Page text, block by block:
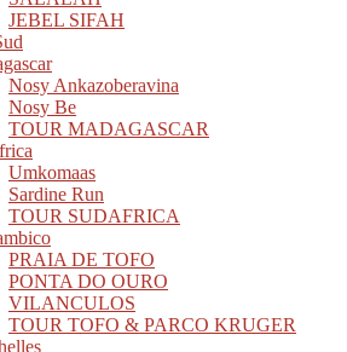
JEBEL SIFAH
Nosy Ankazoberavina
Nosy Be
TOUR MADAGASCAR
Umkomaas
Sardine Run
TOUR SUDAFRICA
PRAIA DE TOFO
PONTA DO OURO
VILANCULOS
TOUR TOFO & PARCO KRUGER